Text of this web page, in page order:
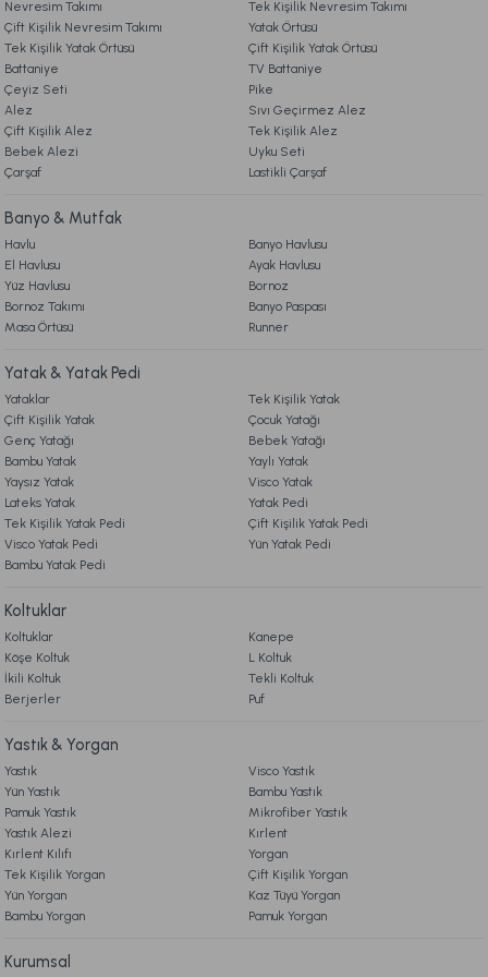
Bu ürüne benzer farklı alternatifler olmalı.
Gönder
3. ÖDEME
4. KARGO & TESLİMAT
5. İADE & DEĞİŞİM
7. KAMPANYA & İNDİRİMLER
9. YATAK & KOLTUK SİPARİŞ VE İADE İŞLEMLERİ
Hediye Seti Standart
1.599,00 TL
Ücretsiz Kargo
Akdeniz Verona Banyo Yüz Havlusu Seti Standart - Bej
1.899,00 TL
Akdeniz Verona Banyo Yüz Havlusu Seti Standart - Yesil
1.899,00 TL
1.899,00 TL
Ücretsiz Kargo
Akdeniz Verona Ayak Havlusu 50 x 80 cm - Bej
699,00 TL
Akdeniz Verona Bornoz L/XL - 120 cm - Bej
Nevresim Takımı
Tek Kişilik Nevresim Takımı
Çift Kişilik Nevresim Takımı
Yatak Örtüsü
Tek Kişilik Yatak Örtüsü
Çift Kişilik Yatak Örtüsü
Battaniye
TV Battaniye
Çeyiz Seti
Pike
Alez
Sıvı Geçirmez Alez
Çift Kişilik Alez
Tek Kişilik Alez
Bebek Alezi
Uyku Seti
Çarşaf
Lastikli Çarşaf
Banyo & Mutfak
Havlu
Banyo Havlusu
El Havlusu
Ayak Havlusu
Yüz Havlusu
Bornoz
Bornoz Takımı
Banyo Paspası
Masa Örtüsü
Runner
Yatak & Yatak Pedi
Yataklar
Tek Kişilik Yatak
Çift Kişilik Yatak
Çocuk Yatağı
Genç Yatağı
Bebek Yatağı
Bambu Yatak
Yaylı Yatak
Yaysız Yatak
Visco Yatak
Lateks Yatak
Yatak Pedi
Tek Kişilik Yatak Pedi
Çift Kişilik Yatak Pedi
Visco Yatak Pedi
Yün Yatak Pedi
Bambu Yatak Pedi
Koltuklar
Koltuklar
Kanepe
Köşe Koltuk
L Koltuk
İkili Koltuk
Tekli Koltuk
Berjerler
Puf
Yastık & Yorgan
Yastık
Visco Yastık
Yün Yastık
Bambu Yastık
Pamuk Yastık
Mikrofiber Yastık
Yastık Alezi
Kırlent
Kırlent Kılıfı
Yorgan
Tek Kişilik Yorgan
Çift Kişilik Yorgan
Yün Yorgan
Kaz Tüyü Yorgan
Bambu Yorgan
Pamuk Yorgan
Kurumsal